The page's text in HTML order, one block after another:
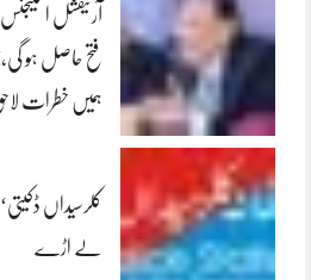
آرٹیفشل
ہمیں خطرات
لے اڑے